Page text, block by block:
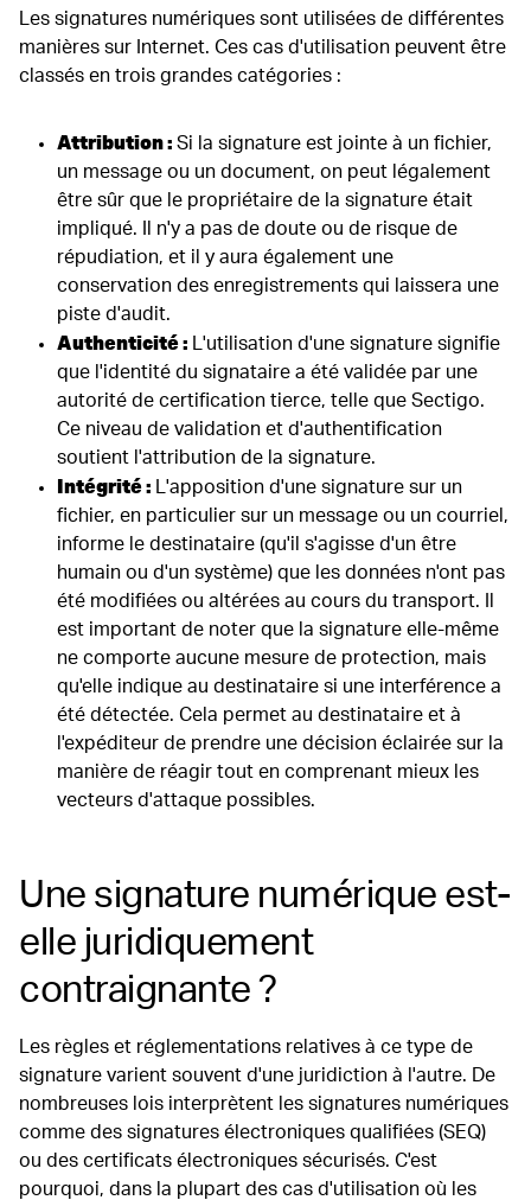
Les signatures numériques sont utilisées de différentes
manières sur Internet. Ces cas d'utilisation peuvent être
classés en trois grandes catégories :
Attribution : Si la signature est jointe à un fichier,
un message ou un document, on peut légalement
être sûr que le propriétaire de la signature était
impliqué. Il n'y a pas de doute ou de risque de
répudiation, et il y aura également une
conservation des enregistrements qui laissera une
piste d'audit.
Authenticité : L'utilisation d'une signature signifie
que l'identité du signataire a été validée par une
autorité de certification tierce, telle que Sectigo.
Ce niveau de validation et d'authentification
soutient l'attribution de la signature.
Intégrité :
L'apposition d'une signature sur un
fichier, en particulier sur un message ou un courriel,
informe le destinataire (qu'il s'agisse d'un être
humain ou d'un système) que les données n'ont pas
été modifiées ou altérées au cours du transport. Il
est important de noter que la signature elle-même
ne comporte aucune mesure de protection, mais
qu'elle indique au destinataire si une interférence a
été détectée. Cela permet au destinataire et à
l'expéditeur de prendre une décision éclairée sur la
manière de réagir tout en comprenant mieux les
vecteurs d'attaque possibles.
Une signature numérique est-
elle juridiquement
contraignante ?
Les règles et réglementations relatives à ce type de
signature varient souvent d'une juridiction à l'autre. De
nombreuses lois interprètent les signatures numériques
comme des signatures électroniques qualifiées (SEQ)
ou des certificats électroniques sécurisés. C'est
pourquoi, dans la plupart des cas d'utilisation où les